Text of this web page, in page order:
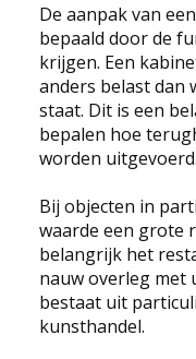
De aanpak van
bepaald door de
krijgen. Een
anders belast dan
staat. Dit is een
bepalen hoe
worden uitgevoerd.
Bij objecten in
waarde een grote
belangrijk het
nauw overleg met
bestaat uit
kunsthandel.